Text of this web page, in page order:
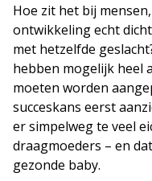
Hoe zit het bij
ontwikkeling echt
met hetzelfde
hebben mogelijk heel
moeten worden
succeskans eerst
er simpelweg te veel
draagmoeders – en
gezonde baby.